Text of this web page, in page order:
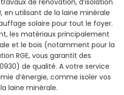
en utilisant de la laine minérale
solaire pour tout le foyer.
les matériaux principalement
et le bois (notamment pour la
RGE, vous garantit des
de qualité. A votre service
d’énergie, comme isoler vos
laine minérale.